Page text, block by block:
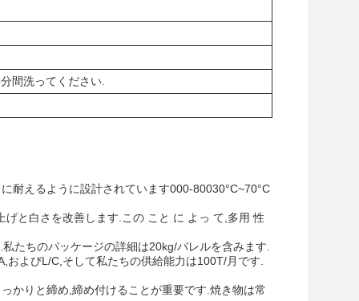
間洗ってください.
耐えるように設計されています000-80030°C~70°C
と白さを改善します.この こと に よっ て,多用 性
たちのパッケージの詳細は20kg/バレルを含みます.
よびL/C,そして私たちの供給能力は100T/月です.
かりと締め,締め付けることが重要です.焼き物は常